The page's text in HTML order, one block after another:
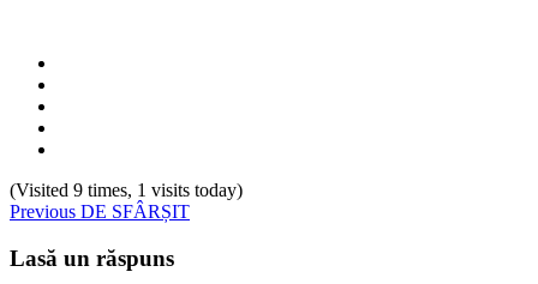
(Visited 9 times, 1 visits today)
Continue
Reading
Previous DE SFÂRȘIT
Lasă un răspuns